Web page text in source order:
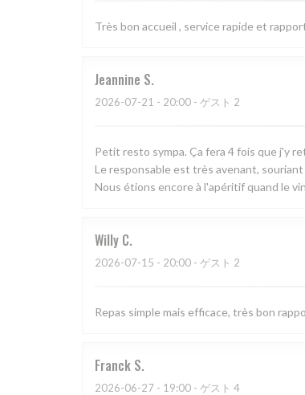
Très bon accueil , service rapide et
Jeannine S
2026-07-21 - 20:00 - ゲスト 2
Petit resto sympa. Ça fera 4 fois que j'y
Le responsable est très avenant,
Nous étions encore à l'apéritif quand le
Willy C
2026-07-15 - 20:00 - ゲスト 2
Repas simple mais efficace, très bon
Franck S
2026-06-27 - 19:00 - ゲスト 4